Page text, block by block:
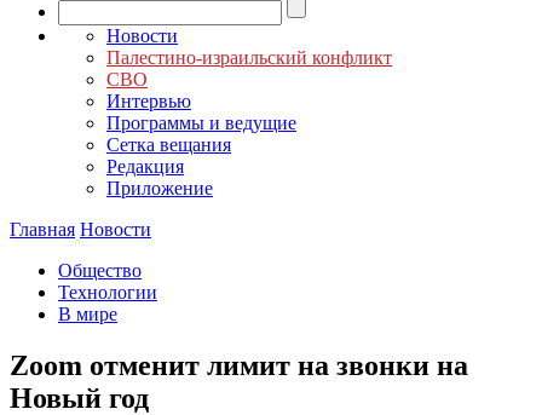
Новости
Палестино-израильский конфликт
СВО
Интервью
Программы и ведущие
Сетка вещания
Редакция
Приложение
Главная Новости
Общество
Технологии
В мире
Zoom отменит лимит на звонки на
Новый год